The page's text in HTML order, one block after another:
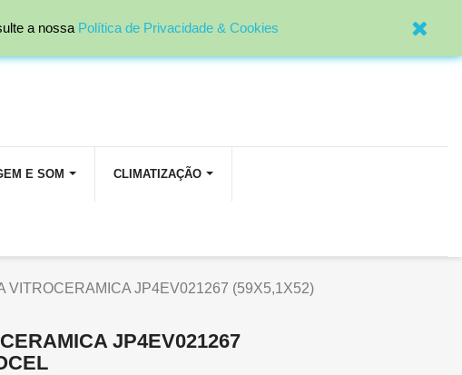
E SOM CLIMATIZAÇÃO
VITROCERAMICA JP4EV021267 (59X5,1X52)
JP4EV021267
a nossa Política de Privacidade & Cookies